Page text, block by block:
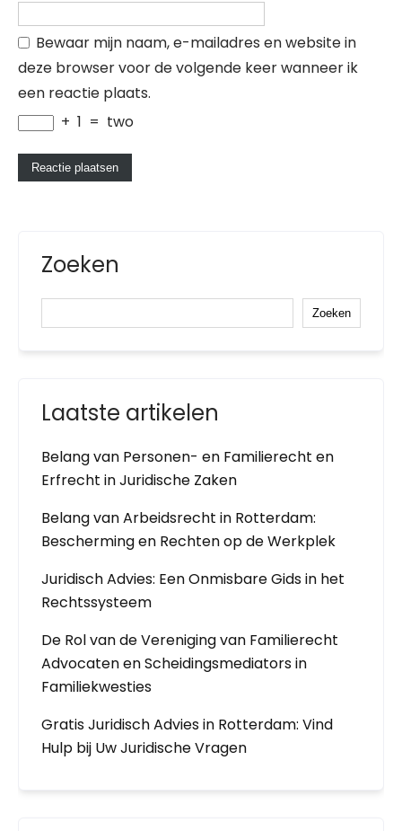
Bewaar mijn naam, e-mailadres en website in
deze browser voor de volgende keer wanneer ik
een reactie plaats.
+ 1 = two
Zoeken
Zoeken
Laatste artikelen
Belang van Personen- en Familierecht en
Erfrecht in Juridische Zaken
Belang van Arbeidsrecht in Rotterdam:
Bescherming en Rechten op de Werkplek
Juridisch Advies: Een Onmisbare Gids in het
Rechtssysteem
De Rol van de Vereniging van Familierecht
Advocaten en Scheidingsmediators in
Familiekwesties
Gratis Juridisch Advies in Rotterdam: Vind
Hulp bij Uw Juridische Vragen